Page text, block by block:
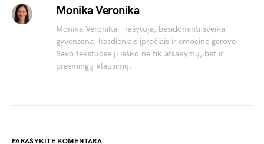
Monika Veronika
Monika Veronika – rašytoja, besidominti sveika
gyvensena, kasdieniais įpročiais ir emocine gerove.
Savo tekstuose ji ieško ne tik atsakymų, bet ir
prasmingų klausimų.
PARAŠYKITE KOMENTARĄ